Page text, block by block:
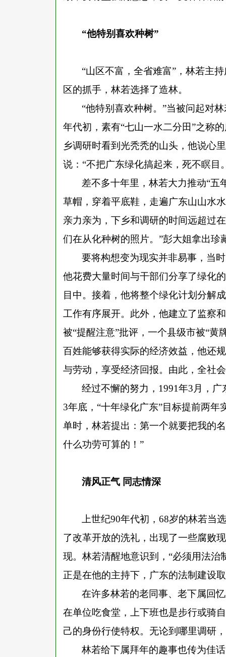
“他特别喜欢种树”
“山区不富，全省难富”，林若主
区的抓手，林若选择了造林。
“他特别喜欢种树。”当被问起对
年代初，素有“七山一水二分田”之称
乡调研时看到光秃秃的山头，他说心
说：“不把广东绿化搞起来，死不瞑目
差不多十年里，林若大力推动“五
草帽，穿着平底鞋，走遍广东山山水
亲力亲为，下乡和调研的时间远超过
们在从化种树的照片。”彭大姐拿出
要将构想变为现实并非易事，当
他花费大量时间与干部们分享了绿化
目中。接着，他将整个绿化计划分解
工作有序展开。此外，他建立了监察
被“提醒注意”批评，一个县级市被“
百姓能够获得实际的经济效益，他还
与劳动，享受经济回报。由此，全社
经过不懈的努力， 1991年3月，广
3年底，“十年绿化广东”目标提前两
单时，林若提出：第一个就要把我的
什么功劳可算的！”
清风正气 同志情深
上世纪90年代初，68岁的林若当
了改革开放的洗礼，出现了一些腐败
现。林若清醒地意识到，“必须用法
正是在他的主持下，广东的法制建设
在许多林若的老同事、老下属回
在单位吃食堂，上下班也是步行或骑
己的身份行使特权。无论到哪里调研
林若给下属拜年的趣事也传为佳